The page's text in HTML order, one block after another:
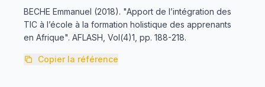
BECHE Emmanuel (2018). "Apport de l’intégration des
TIC à l’école à la formation holistique des apprenants
en Afrique". AFLASH, Vol(4)1, pp. 188-218.
Copier la référence